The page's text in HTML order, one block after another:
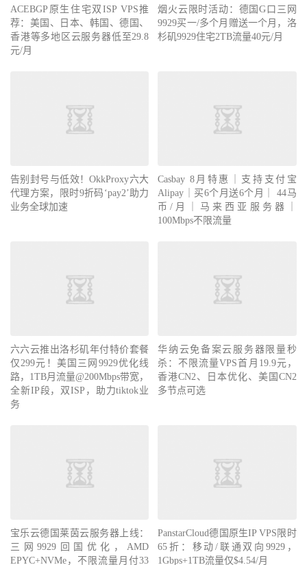
ACEBGP原生住宅双ISP VPS推
荐：美国、日本、韩国、德国、
香港等多地区云服务器低至29.8
元/月
烟火云限时活动：德国G口三网
9929买一/多个月赠送一个月，洛
杉矶9929住宅2TB流量40元/月
告别封号与低效！OkkProxy六大
代理方案，限时9折码‘pay2’助力
业务全球加速
Casbay 8月特惠｜支持支付宝
Alipay｜买6个月送6个月｜ 44马
币/月｜马来西亚服务器｜
100Mbps不限流量
六六云推出洛杉矶年付特价套餐
仅299元！美国三网9929优化线
路，1TB月流量@200Mbps带宽，
全新IP段，双ISP，助力tiktok业
务
华纳云免备案云服务器限量秒
杀：不限流量VPS首月19.9元，
香港CN2、日本优化、美国CN2
多节点可选
宝乐云德国莱茵云服务器上线：
三网9929回国优化，AMD
EPYC+NVMe，不限流量月付33
PanstarCloud德国原生IP VPS限时
65折：移动/联通双向9929，
1Gbps+1TB流量仅$4.54/月